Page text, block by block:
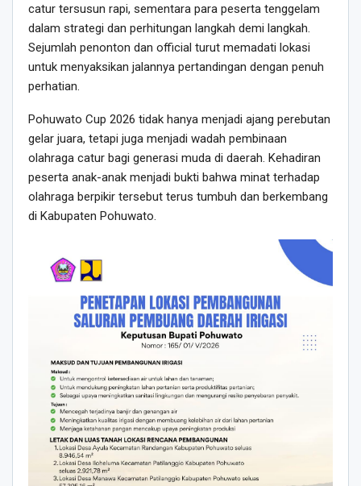
catur tersusun rapi, sementara para peserta tenggelam
dalam strategi dan perhitungan langkah demi langkah.
Sejumlah penonton dan official turut memadati lokasi
untuk menyaksikan jalannya pertandingan dengan penuh
perhatian.
Pohuwato Cup 2026 tidak hanya menjadi ajang perebutan
gelar juara, tetapi juga menjadi wadah pembinaan
olahraga catur bagi generasi muda di daerah. Kehadiran
peserta anak-anak menjadi bukti bahwa minat terhadap
olahraga berpikir tersebut terus tumbuh dan berkembang
di Kabupaten Pohuwato.